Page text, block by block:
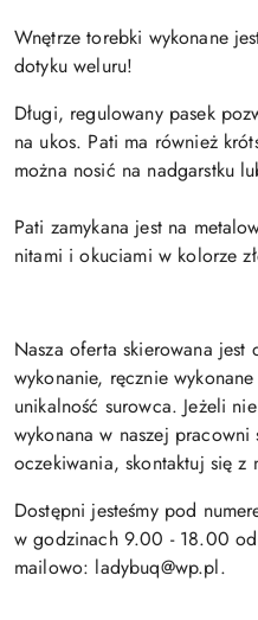
Wnętrze torebki wykonane
dotyku weluru!
Długi, regulowany pasek
na ukos. Pati ma również
można nosić na nadgarstku
Pati zamykana jest na
nitami i okuciami w kolorze
Nasza oferta skierowana
wykonanie, ręcznie
unikalność surowca. Jeżeli
wykonana w naszej pracowni
oczekiwania, skontaktuj się
Dostępni jesteśmy pod
w godzinach 9.00 - 18.00
mailowo: ladybuq@wp.pl.